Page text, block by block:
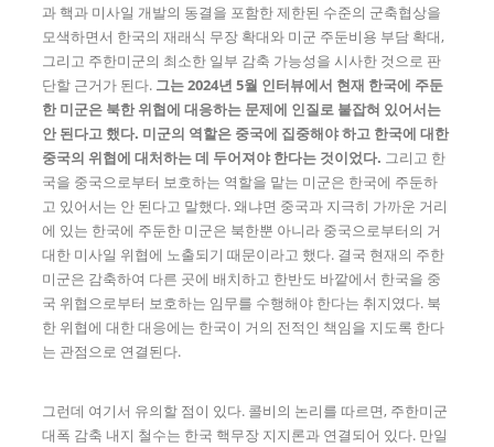
과 핵과 미사일 개발의 동결을 포함한 제한된 수준의 군축협상을
모색하면서 한국의 재래식 무장 확대와 미군 주둔비용 부담 확대,
그리고 주한미군의 최소한 일부 감축 가능성을 시사한 것으로 판
단할 근거가 된다. 그는2024년5월 인터뷰에서 현재 한국에 주둔
한 미군은 북한 위협에 대응하는 문제에 인질로 붙잡혀 있어서는
안 된다고 했다. 미군의 역할은 중국에 집중해야 하고 한국에 대한
중국의 위협에 대처하는 데 두어져야 한다는 것이었다. 그리고 한
국을 중국으로부터 보호하는 역할을 맡는 미군은 한국에 주둔하
고 있어서는 안 된다고 말했다. 왜냐면 중국과 지극히 가까운 거리
에 있는 한국에 주둔한 미군은 북한뿐 아니라 중국으로부터의 거
대한 미사일 위협에 노출되기 때문이라고 했다. 결국 현재의 주한
미군은 감축하여 다른 곳에 배치하고 한반도 바깥에서 한국을 중
국 위협으로부터 보호하는 임무를 수행해야 한다는 취지였다. 북
한 위협에 대한 대응에는 한국이 거의 전적인 책임을 지도록 한다
는 관점으로 연결된다.
그런데 여기서 유의할 점이 있다. 콜비의 논리를 따르면, 주한미군
대폭 감축 내지 철수는 한국 핵무장 지지론과 연결되어 있다. 만일